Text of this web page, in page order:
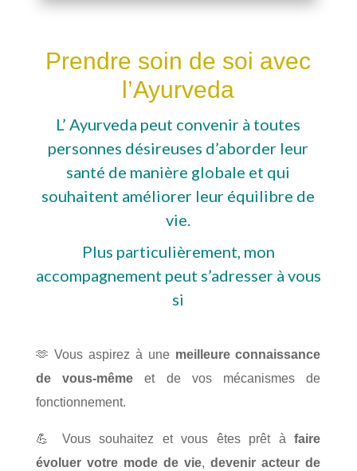
Prendre soin de soi avec
l’Ayurveda
L’ Ayurveda peut convenir à toutes
personnes désireuses d’aborder leur
santé de manière globale et qui
souhaitent améliorer leur équilibre de
vie.
Plus particulièrement, mon
accompagnement peut s’adresser à vous
si
🫶 Vous aspirez à une meilleure connaissance
de vous-même et de vos mécanismes de
fonctionnement.
💪 Vous souhaitez et vous êtes prêt àfaire
évoluer votre mode de vie,devenir acteur de